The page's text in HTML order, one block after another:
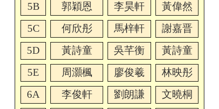
5B
郭穎恩 李昊軒
黃偉然
5C
何欣彤 馬梓軒
謝嘉晋
5D
黃詩童 吳芊衡
黃詩童
5E
周灝楓 廖俊羲
林映彤
6A
李俊軒 劉朗謙
文曉桐